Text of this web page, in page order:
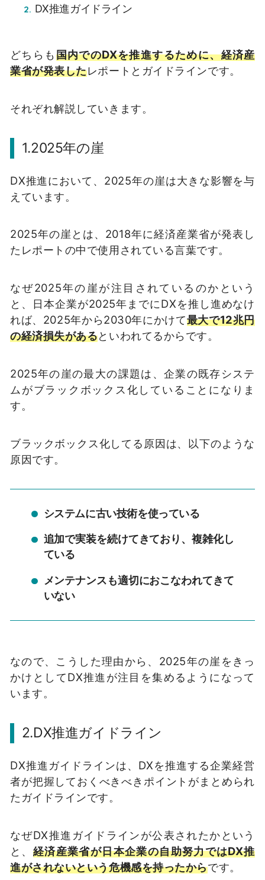
DX推進ガイドライン
どちらも 国内でのDXを推進するために、経済産
業省が発表したレポートとガイドラインです。
それぞれ解説していきます。
1.2025年の崖
DX推進において、2025年の崖は大きな影響を与
えています。
2025年の崖とは、2018年に経済産業省が発表し
たレポートの中で使用されている言葉です。
なぜ2025年の崖が注目されているのかという
と、日本企業が2025年までにDXを推し進めなけ
れば、2025年から2030年にかけて最大で12兆円
の経済損失があるといわれてるからです。
2025年の崖の最大の課題は、企業の既存システ
ムがブラックボックス化していることになりま
す。
ブラックボックス化してる原因は、以下のような
原因です。
システムに古い技術を使っている
追加で実装を続けてきており、複雑化し
ている
メンテナンスも適切におこなわれてきて
いない
なので、こうした理由から、2025年の崖をきっ
かけとしてDX推進が注目を集めるようになって
います。
2.DX推進ガイドライン
DX推進ガイドラインは、DXを推進する企業経営
者が把握しておくべきべきポイントがまとめられ
たガイドラインです。
なぜDX推進ガイドラインが公表されたかという
と、 経済産業省が日本企業の自助努力ではDX推
進がされないという危機感を持ったからです。